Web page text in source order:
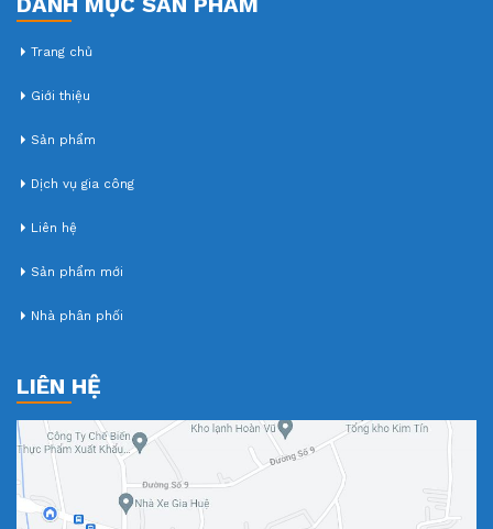
Trang chủ
Giới thiệu
Sản phẩm
Dịch vụ gia công
Liên hệ
Sản phẩm mới
Nhà phân phối
LIÊN HỆ